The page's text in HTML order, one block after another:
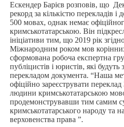
Ескендер Барієв розповів, що
рекорд за кількістю перекладів і
500 мовах, однак немає
кримськотатарською. Він
ініціативи тим, що 2019 рік
Міжнародним роком мов
сформована робоча експертна
публіцистів і юристів, які
перекладом документа. “Наша
офіційно зареєструвати переклад
людини кримськотатарською
продемонструвавши тим самим
кримськотатарського народу та
верховенства права ”.